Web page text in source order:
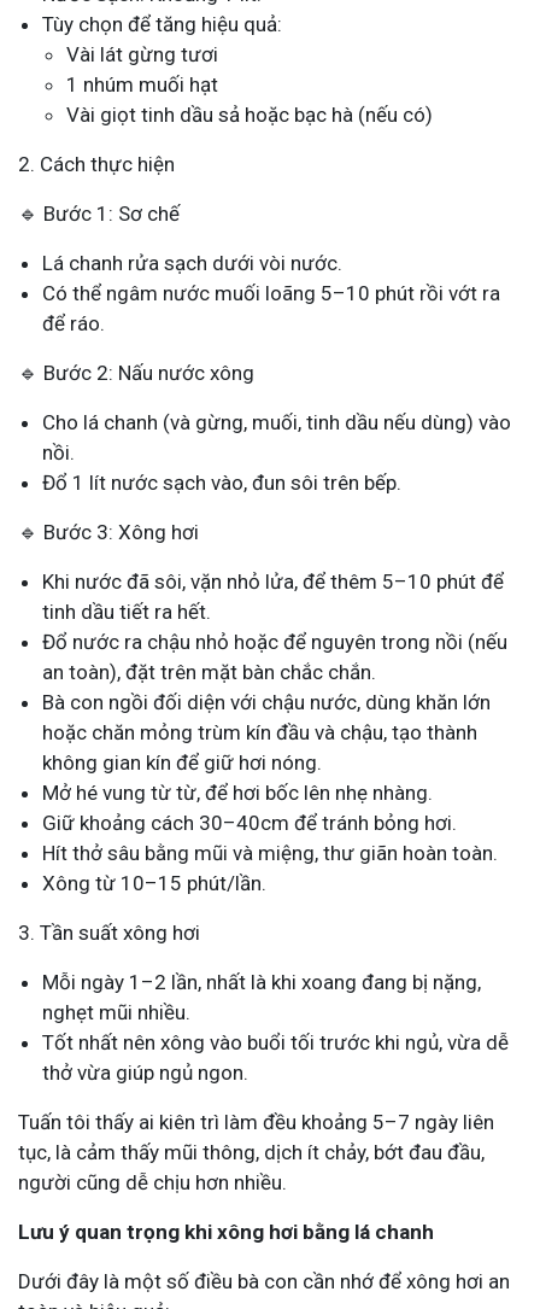
Tùy chọn để tăng hiệu quả:
Vài lát gừng tươi
1 nhúm muối hạt
Vài giọt tinh dầu sả hoặc bạc hà (nếu có)
2. Cách thực hiện
🔹 Bước 1: Sơ chế
Lá chanh rửa sạch dưới vòi nước.
Có thể ngâm nước muối loãng 5–10 phút rồi vớt ra
để ráo.
🔹 Bước 2: Nấu nước xông
Cho lá chanh (và gừng, muối, tinh dầu nếu dùng) vào
nồi.
Đổ 1 lít nước sạch vào, đun sôi trên bếp.
🔹 Bước 3: Xông hơi
Khi nước đã sôi, vặn nhỏ lửa, để thêm 5–10 phút để
tinh dầu tiết ra hết.
Đổ nước ra chậu nhỏ hoặc để nguyên trong nồi (nếu
an toàn), đặt trên mặt bàn chắc chắn.
Bà con ngồi đối diện với chậu nước, dùng khăn lớn
hoặc chăn mỏng trùm kín đầu và chậu, tạo thành
không gian kín để giữ hơi nóng.
Mở hé vung từ từ, để hơi bốc lên nhẹ nhàng.
Giữ khoảng cách 30–40cm để tránh bỏng hơi.
Hít thở sâu bằng mũi và miệng, thư giãn hoàn toàn.
Xông từ 10–15 phút/lần.
3. Tần suất xông hơi
Mỗi ngày 1–2 lần, nhất là khi xoang đang bị nặng,
nghẹt mũi nhiều.
Tốt nhất nên xông vào buổi tối trước khi ngủ, vừa dễ
thở vừa giúp ngủ ngon.
Tuấn tôi thấy ai kiên trì làm đều khoảng 5–7 ngày liên
tục, là cảm thấy mũi thông, dịch ít chảy, bớt đau đầu,
người cũng dễ chịu hơn nhiều.
Lưu ý quan trọng khi xông hơi bằng lá chanh
Dưới đây là một số điều bà con cần nhớ để xông hơi an